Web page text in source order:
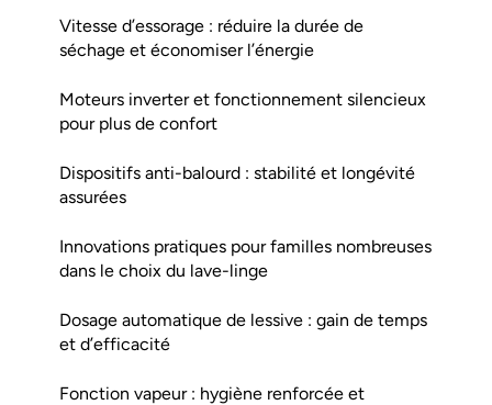
Vitesse d’essorage : réduire la durée de
séchage et économiser l’énergie
Moteurs inverter et fonctionnement silencieux
pour plus de confort
Dispositifs anti-balourd : stabilité et longévité
assurées
Innovations pratiques pour familles nombreuses
dans le choix du lave-linge
Dosage automatique de lessive : gain de temps
et d’efficacité
Fonction vapeur : hygiène renforcée et